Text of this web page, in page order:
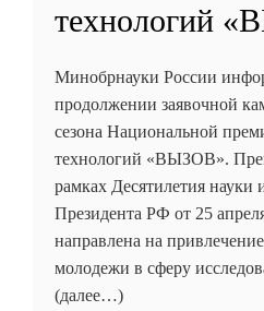
технологий
Минобрнауки России
продолжении заявочной
сезона Национальной
технологий «ВЫЗОВ».
рамках Десятилетия науки
Президента РФ от 25
направлена на
молодежи в сферу
(далее…)